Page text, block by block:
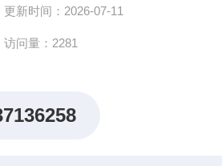
更新时间：2026-07-11
访问量：2281